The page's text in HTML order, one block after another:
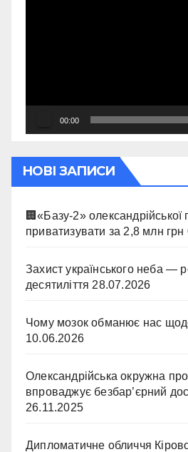
00:00
НОВІ ЗАПИСИ
🏢«Базу-2» олександрійської
приватизувати за 2,8 млн грн
Захист українського неба —
десятиліття 28.07.2026
Чому мозок обманює нас
10.06.2026
Олександрійська окружна
впроваджує безбар’єрний
26.11.2025
Дипломатичне обличчя